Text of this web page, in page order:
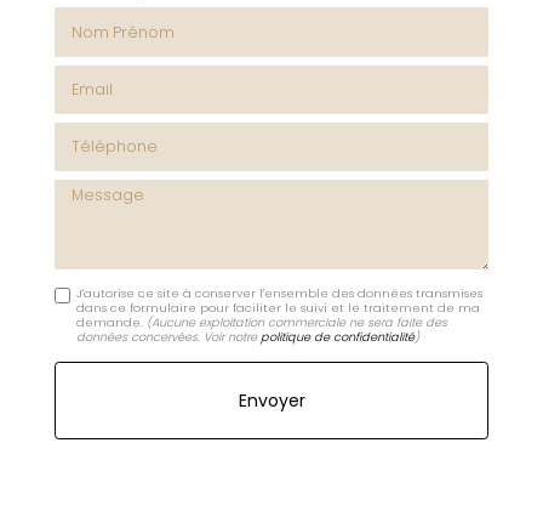
Email
Téléphone
Message
J'autorise ce site à conserver l'ensemble des données transmises
dans ce formulaire pour faciliter le suivi et le traitement de ma
demande. (Aucune exploitation commerciale ne sera faite des
données concervées. Voir notrepolitique de confidentialité)